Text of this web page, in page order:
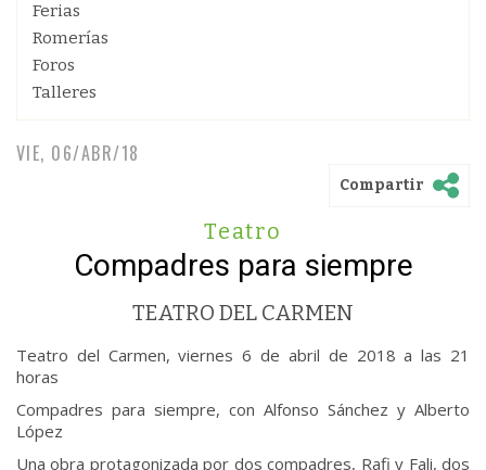
Ferias
Romerías
Foros
Talleres
VIE, 06/ABR/18
Compartir
Teatro
Compadres para siempre
TEATRO DEL CARMEN
Teatro del Carmen, viernes 6 de abril de 2018 a las 21
horas
Compadres para siempre, con Alfonso Sánchez y Alberto
López
Una obra protagonizada por dos compadres, Rafi y Fali, dos